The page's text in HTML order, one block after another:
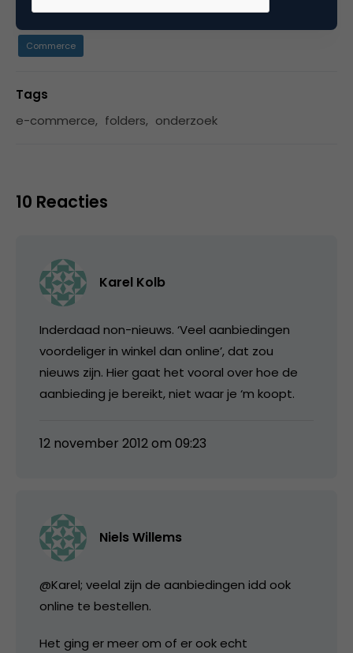
Categorie
Commerce
Tags
e-commerce, folders, onderzoek
10 Reacties
Karel Kolb
Inderdaad non-nieuws. ‘Veel aanbiedingen
voordeliger in winkel dan online’, dat zou
nieuws zijn. Hier gaat het vooral over hoe de
aanbieding je bereikt, niet waar je ‘m koopt.
12 november 2012 om 09:23
Niels Willems
@Karel; veelal zijn de aanbiedingen idd ook
online te bestellen.
Het ging er meer om of er ook echt